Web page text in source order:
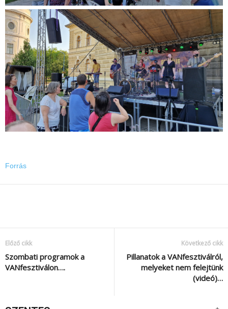
Forrás
Előző cikk
Szombati programok a
VANfesztiválon….
Következő cikk
Pillanatok a VANfesztiválról,
melyeket nem felejtünk
(videó)…